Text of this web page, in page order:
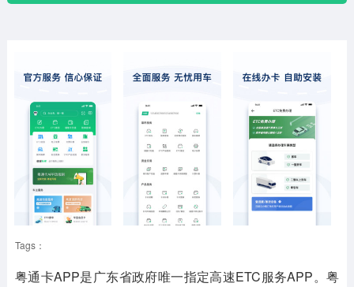
Tags：
粤通卡APP是广东省政府唯一指定高速ETC服务APP。粤